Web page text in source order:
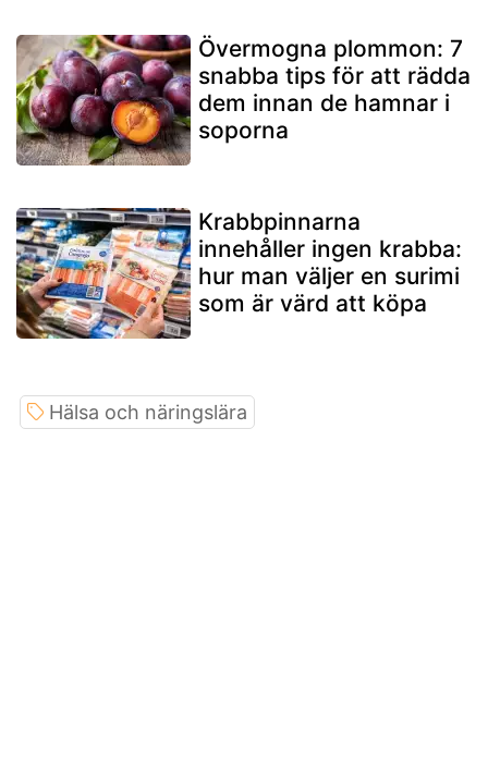
Övermogna plommon: 7
snabba tips för att rädda
dem innan de hamnar i
soporna
Krabbpinnarna
innehåller ingen krabba:
hur man väljer en surimi
som är värd att köpa
Hälsa och näringslära